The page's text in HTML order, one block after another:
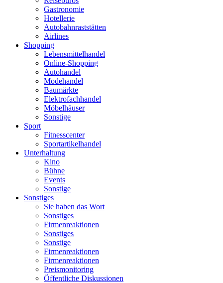
Gastronomie
Hotellerie
Autobahnraststätten
Airlines
Shopping
Lebensmittelhandel
Online-Shopping
Autohandel
Modehandel
Baumärkte
Elektrofachhandel
Möbelhäuser
Sonstige
Sport
Fitnesscenter
Sportartikelhandel
Unterhaltung
Kino
Bühne
Events
Sonstige
Sonstiges
Sie haben das Wort
Sonstiges
Firmenreaktionen
Sonstiges
Sonstige
Firmenreaktionen
Firmenreaktionen
Preismonitoring
Öffentliche Diskussionen